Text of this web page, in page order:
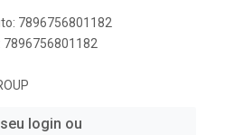
7896756801182
7896756801182
login ou